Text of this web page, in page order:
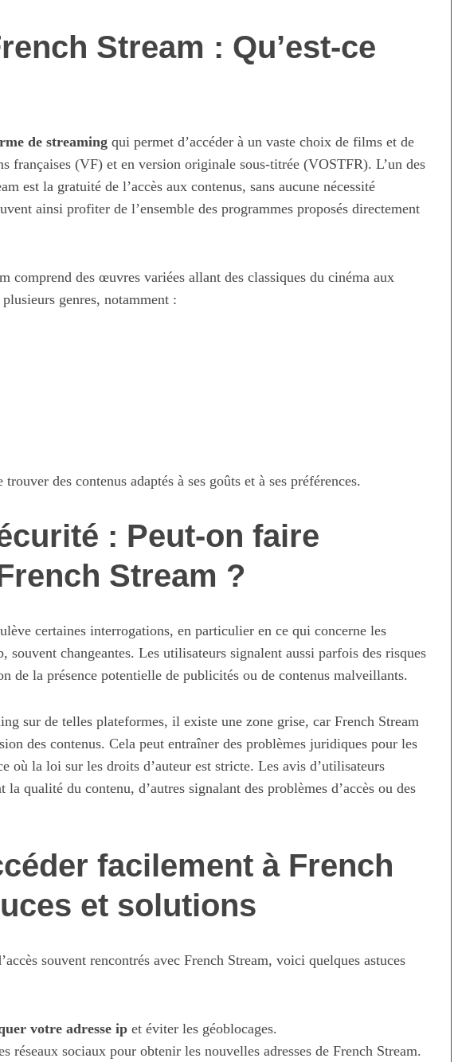
Stream : Qu’est-ce
de streaming qui permet d’accéder à un vaste choix de films et de
françaises (VF) et en version originale sous-titrée (VOSTFR). L’un des
est la gratuité de l’accès aux contenus, sans aucune nécessité
ainsi profiter de l’ensemble des programmes proposés directement
comprend des œuvres variées allant des classiques du cinéma aux
genres, notamment :
des contenus adaptés à ses goûts et à ses préférences.
: Peut-on faire
Stream ?
certaines interrogations, en particulier en ce qui concerne les
souvent changeantes. Les utilisateurs signalent aussi parfois des risques
de la présence potentielle de publicités ou de contenus malveillants.
sur de telles plateformes, il existe une zone grise, car French Stream
des contenus. Cela peut entraîner des problèmes juridiques pour les
où la loi sur les droits d’auteur est stricte. Les avis d’utilisateurs
qualité du contenu, d’autres signalant des problèmes d’accès ou des
facilement à French
et solutions
souvent rencontrés avec French Stream, voici quelques astuces
votre adresse ip et éviter les géoblocages.
réseaux sociaux pour obtenir les nouvelles adresses de French Stream.
nouvelles technologies
Aliments ultra-transformés
2026 : les vrais risques pour
Maximiser son temps au
quotidien
Transporter ses repas et ses
courses quand il fait chaud